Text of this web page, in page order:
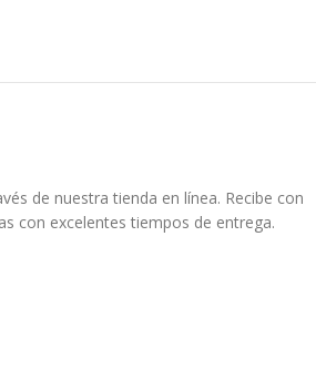
de nuestra tienda en línea. Recibe con
con excelentes tiempos de entrega.